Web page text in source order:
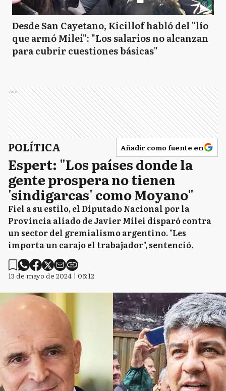
Desde San Cayetano, Kicillof habló del "lío
que armó Milei": "Los salarios no alcanzan
para cubrir cuestiones básicas"
Ads
POLÍTICA Añadir como fuente en
Espert: "Los países donde la
gente prospera no tienen
'sindigarcas' como Moyano"
Fiel a su estilo, el Diputado Nacional por la
Provincia aliado de Javier Milei disparó contra
un sector del gremialismo argentino. "Les
importa un carajo el trabajador", sentenció.
13 de mayo de 2024 | 06:12